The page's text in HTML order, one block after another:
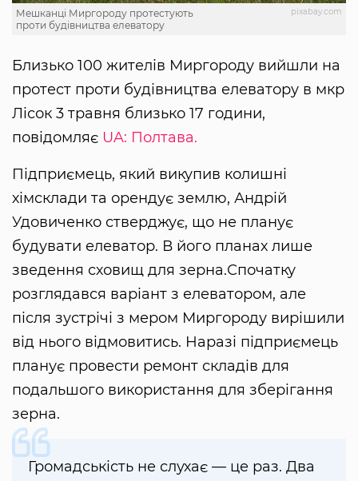
pixabay.com
Мешканці Миргороду протестують
проти будівництва елеватору
Близько 100 жителів Миргороду вийшли на
протест проти будівництва елеватору в мкр
Лісок 3 травня близько 17 години,
повідомляє UA: Полтава.
Підприємець, який викупив колишні
хімсклади та орендує землю, Андрій
Удовиченко стверджує, що не планує
будувати елеватор. В його планах лише
зведення сховищ для зерна.Спочатку
розглядався варіант з елеватором, але
після зустрічі з мером Миргороду вирішили
від нього відмовитись. Наразі підприємець
планує провести ремонт складів для
подальшого використання для зберігання
зерна.
Громадськість не слухає — це раз. Два